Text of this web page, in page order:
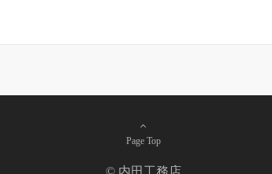
Page Top
© 内田工務店